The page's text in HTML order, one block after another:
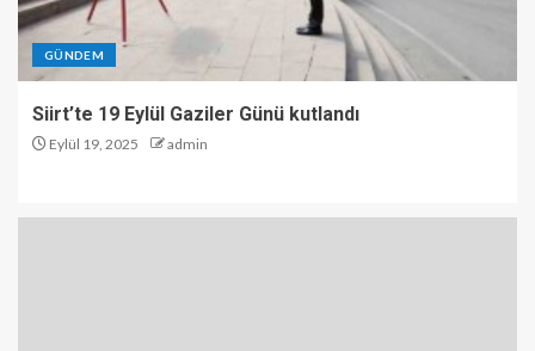
GÜNDEM
Siirt’te 19 Eylül Gaziler Günü kutlandı
Eylül 19, 2025 admin